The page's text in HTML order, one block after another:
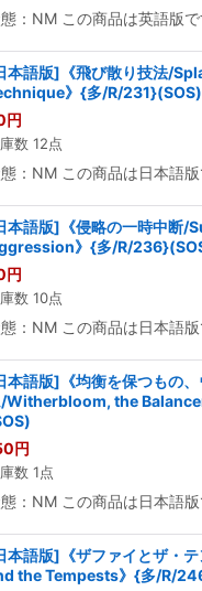
：NM この商品は英語版で
本語版]《飛び散り技法/
》{多/R/231}(SOS)
円
数 12点
：NM この商品は日本語版
本語版]《侵略の一時中断/
》{多/R/
円
数 10点
：NM この商品は日本語版
本語版]《均衡を保つもの
/Witherbloom, the
円
数 1点
：NM この商品は日本語版
本語版]《ザファイとザ・
the Tempests》{多/R/